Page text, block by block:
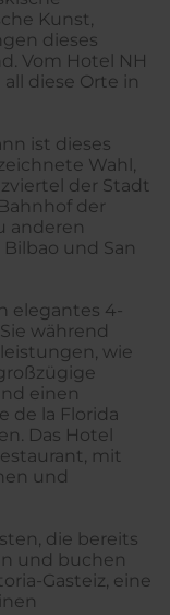
Kunst,
dieses
Vom Hotel NH
diese Orte in
ist dieses
Wahl,
der Stadt
der
anderen
und San
elegantes 4-
während
wie
einen
de la Florida
Das Hotel
mit
und
die bereits
und buchen
Gasteiz, eine